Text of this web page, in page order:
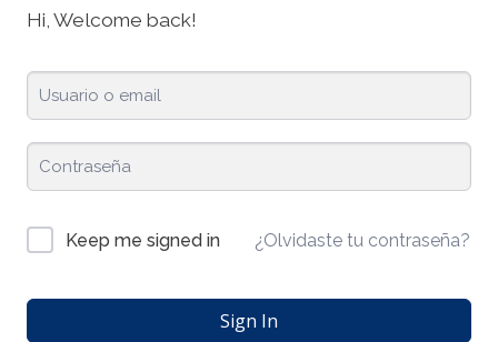
Hi, Welcome back!
Keep me signed in ¿Olvidaste tu contraseña?
Sign In